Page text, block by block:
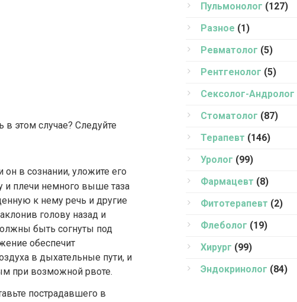
в этом случае? Следуйте
в сознании, уложите его
и плечи немного выше таза
к нему речь и другие
голову назад и
быть согнуты под
обеспечит
в дыхательные пути, и
при возможной рвоте.
пострадавшего в
Пульмонолог (127)
Разное (1)
Ревматолог (5)
Рентгенолог (5)
Сексолог-Андролог
Стоматолог (87)
Терапевт (146)
Уролог (99)
Фармацевт (8)
Фитотерапевт (2)
Флеболог (19)
Хирург (99)
Эндокринолог (84)